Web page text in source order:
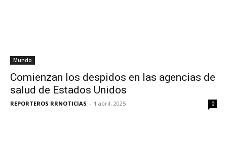
Mundo
Comienzan los despidos en las agencias de
salud de Estados Unidos
REPORTEROS RRNOTICIAS - 1 abril, 2025 0